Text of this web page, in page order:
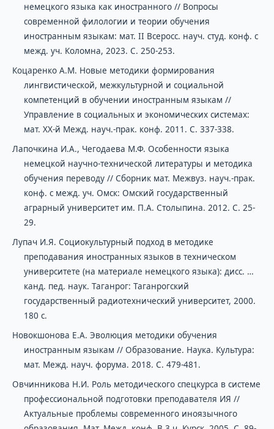
немецкого языка как иностранного // Вопросы
современной филологии и теории обучения
иностранным языкам: мат. II Всеросс. науч. студ. конф. с
межд. уч. Коломна, 2023. С. 250-253.
Коцаренко А.М. Новые методики формирования
лингвистической, межкультурной и социальной
компетенций в обучении иностранным языкам //
Управление в социальных и экономических системах:
мат. ХХ-й Межд. науч.-прак. конф. 2011. С. 337-338.
Лапочкина И.А., Чегодаева М.Ф. Особенности языка
немецкой научно-технической литературы и методика
обучения переводу // Сборник мат. Межвуз. науч.-прак.
конф. с межд. уч. Омск: Омский государственный
аграрный университет им. П.А. Столыпина. 2012. С. 25-
29.
Лупач И.Я. Социокультурный подход в методике
преподавания иностранных языков в техническом
университете (на материале немецкого языка): дисс. …
канд. пед. наук. Таганрог: Таганрогский
государственный радиотехнический университет, 2000.
180 с.
Новокшонова Е.А. Эволюция методики обучения
иностранным языкам // Образование. Наука. Культура:
мат. Межд. науч. форума. 2018. С. 479-481.
Овчинникова Н.И. Роль методического спецкурса в системе
профессиональной подготовки преподавателя ИЯ //
Актуальные проблемы современного иноязычного